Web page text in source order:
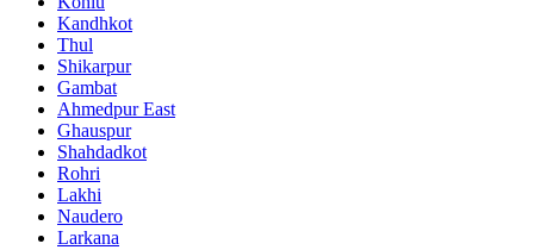
Kandhkot
Thul
Shikarpur
Gambat
Ahmedpur East
Ghauspur
Shahdadkot
Rohri
Lakhi
Naudero
Larkana